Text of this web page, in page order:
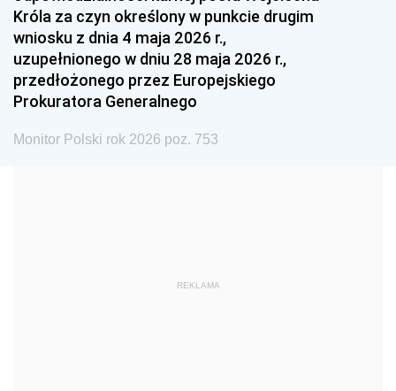
1987 1986 1985
1984 1983
1981 1980 1979
1978 1977
1975 1974
1959
Króla za czyn określony w punkcie drugim
wniosku z dnia 4 maja 2026 r.,
uzupełnionego w dniu 28 maja 2026 r.,
przedłożonego przez Europejskiego
Prokuratora Generalnego
Monitor Polski rok 2026 poz. 753
REKLAMA